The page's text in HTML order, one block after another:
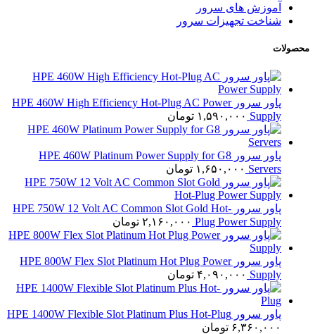
آموزش های سرور
شناخت تجهیزات سرور
محصولات
پاور سرور HPE 460W High Efficiency Hot-Plug AC Power
Supply ۱,۵۹۰,۰۰۰ تومان
پاور سرور HPE 460W Platinum Power Supply for G8
Servers ۱,۶۵۰,۰۰۰ تومان
پاور سرور HPE 750W 12 Volt AC Common Slot Gold Hot-
Plug Power Supply ۲,۱۶۰,۰۰۰ تومان
پاور سرور HPE 800W Flex Slot Platinum Hot Plug Power
Supply ۴,۰۹۰,۰۰۰ تومان
پاور سرور HPE 1400W Flexible Slot Platinum Plus Hot-Plug
۶,۳۶۰,۰۰۰ تومان